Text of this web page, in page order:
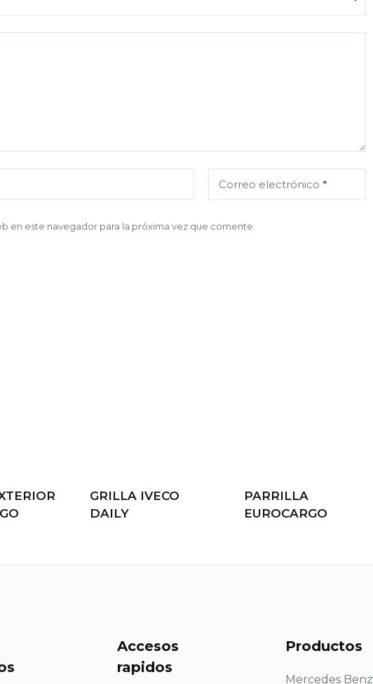
Correo electrónico *
en este navegador para la próxima vez que comente.
GRILLA IVECO
DAILY
PARRILLA
EUROCARGO
Accesos
rapidos
Productos
Mercedes Benz